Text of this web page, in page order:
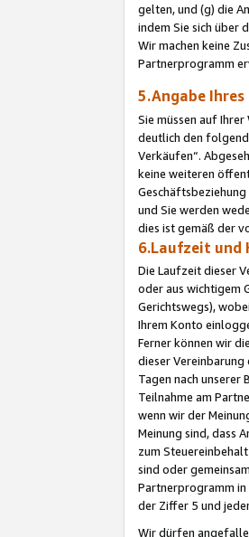
gelten, und (g) die
indem Sie sich über
Wir machen keine
Partnerprogramm
5.Angabe
Sie müssen auf
deutlich den
Verkäufen“.
keine weiteren
und Sie werden
dies ist gemäß der
6.Laufzeit und
Die Laufzeit dieser
oder aus wichtigem
Gerichtswegs),
Ihrem Konto
Ferner können wir
dieser
Tagen nach unserer
Teilnahme am
wenn wir der
Meinung sind, dass
zum
sind oder
Partnerprogramm in
der Ziffer 5 und
Wir dürfen